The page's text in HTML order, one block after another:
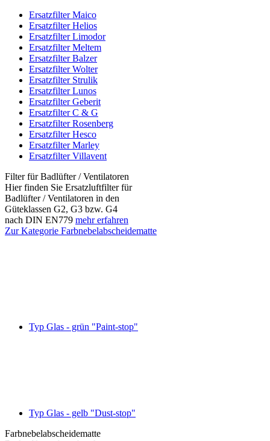
Ersatzfilter Maico
Ersatzfilter Helios
Ersatzfilter Limodor
Ersatzfilter Meltem
Ersatzfilter Balzer
Ersatzfilter Wolter
Ersatzfilter Strulik
Ersatzfilter Lunos
Ersatzfilter Geberit
Ersatzfilter C & G
Ersatzfilter Rosenberg
Ersatzfilter Hesco
Ersatzfilter Marley
Ersatzfilter Villavent
Filter für Badlüfter / Ventilatoren
Hier finden Sie Ersatzluftfilter für
Badlüfter / Ventilatoren in den
Güteklassen G2, G3 bzw. G4
nach DIN EN779 mehr erfahren
Zur Kategorie Farbnebelabscheidematte
Typ Glas - grün "Paint-stop"
Typ Glas - gelb "Dust-stop"
Farbnebelabscheidematte